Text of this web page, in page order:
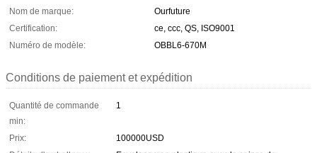
Nom de marque:
Ourfuture
Certification:
ce, ccc, QS, ISO9001
Numéro de modèle:
OBBL6-670M
Conditions de paiement et expédition
Quantité de commande
min:
1
Prix:
100000USD